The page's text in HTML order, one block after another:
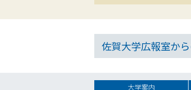
佐賀大学広報室か
大学案内